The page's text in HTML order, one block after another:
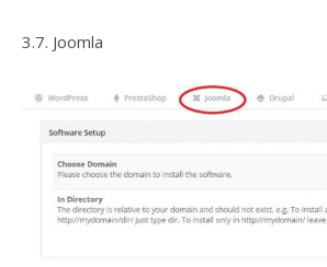
3.7. Joomla